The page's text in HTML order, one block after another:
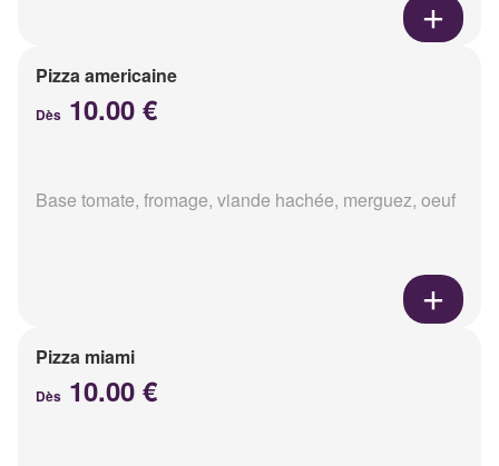
Pizza americaine
Dès 10.00 €
Base tomate, fromage, viande hachée, merguez, oeuf
Pizza miami
Dès 10.00 €